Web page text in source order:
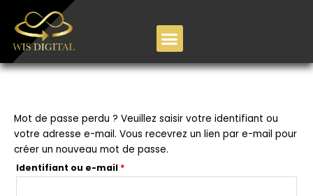
contenu
Mot de passe perdu
Mot de passe perdu ? Veuillez saisir votre identifiant ou
votre adresse e-mail. Vous recevrez un lien par e-mail pour
créer un nouveau mot de passe.
Identifiant ou e-mail *
Obligatoire